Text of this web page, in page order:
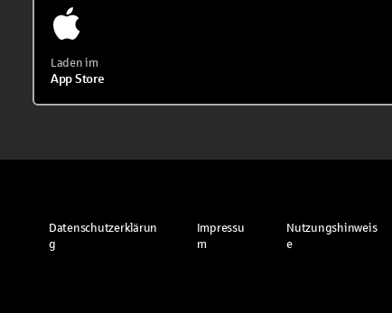
Laden im
App Store
Datenschutzerklärun
g
Impressu
m
Nutzungshinweis
e